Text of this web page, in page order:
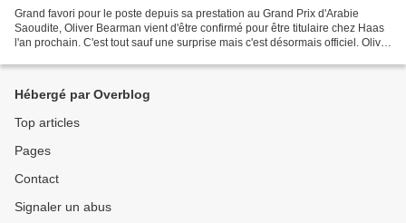
Grand favori pour le poste depuis sa prestation au Grand Prix d'Arabie
Saoudite, Oliver Bearman vient d'être confirmé pour être titulaire chez Haas
l'an prochain. C'est tout sauf une surprise mais c'est désormais officiel. Oliver
Hébergé par Overblog
Top articles
Pages
Contact
Signaler un abus